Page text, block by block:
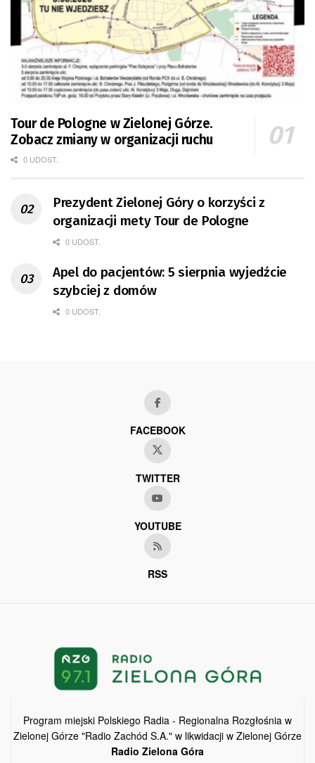
Tour de Pologne w Zielonej Górze.
Zobacz zmiany w organizacji ruchu
0 UDOST.
Prezydent Zielonej Góry o korzyści z
organizacji mety Tour de Pologne
0 UDOST.
Apel do pacjentów: 5 sierpnia wyjedźcie
szybciej z domów
0 UDOST.
FACEBOOK
TWITTER
YOUTUBE
RSS
Program miejski Polskiego Radia - Regionalna Rozgłośnia w
Zielonej Górze "Radio Zachód S.A." w likwidacji w Zielonej Górze
Radio Zielona Góra